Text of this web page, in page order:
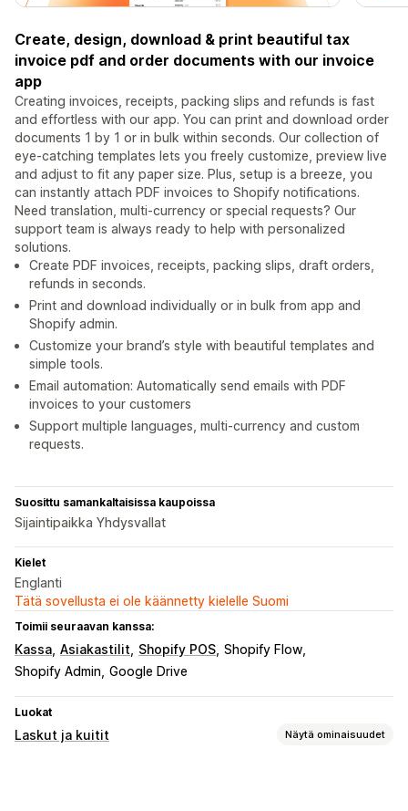
Create, design, download & print beautiful tax
invoice pdf and order documents with our invoice
app
Creating invoices, receipts, packing slips and refunds is fast
and effortless with our app. You can print and download order
documents 1 by 1 or in bulk within seconds. Our collection of
eye-catching templates lets you freely customize, preview live
and adjust to fit any paper size. Plus, setup is a breeze, you
can instantly attach PDF invoices to Shopify notifications.
Need translation, multi-currency or special requests? Our
support team is always ready to help with personalized
solutions.
Create PDF invoices, receipts, packing slips, draft orders,
refunds in seconds.
Print and download individually or in bulk from app and
Shopify admin.
Customize your brand’s style with beautiful templates and
simple tools.
Email automation: Automatically send emails with PDF
invoices to your customers
Support multiple languages, multi-currency and custom
requests.
Suosittu samankaltaisissa kaupoissa
Sijaintipaikka Yhdysvallat
Kielet
Englanti
Tätä sovellusta ei ole käännetty kielelle Suomi
Toimii seuraavan kanssa:
Kassa Asiakastilit Shopify POS Shopify Flow
Shopify Admin Google Drive
Luokat
Laskut ja kuitit Näytä ominaisuudet